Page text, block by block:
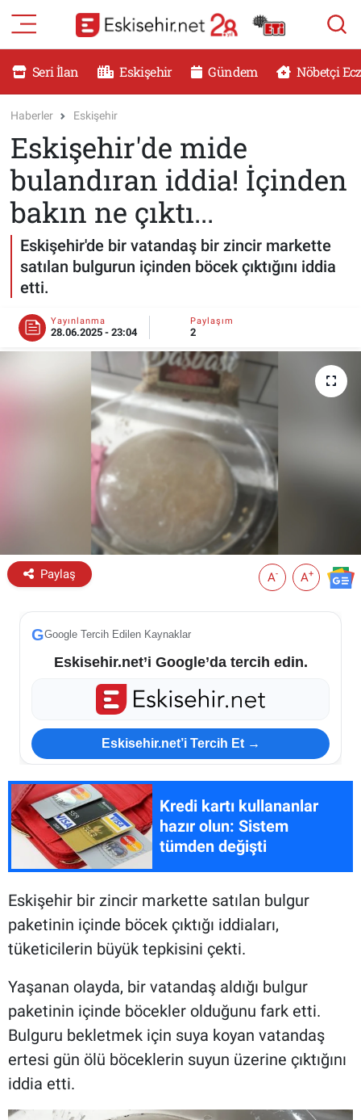
Seri İlan Eskişehir Gündem Nöbetçi
Haberler Eskişehir
Eskişehir'de mide
bulandıran iddia! İçinden
bakın ne çıktı...
Eskişehir'de bir vatandaş bir zincir markette
satılan bulgurun içinden böcek çıktığını iddia
etti.
Yayınlanma
28.06.2025 - 23:04
Paylaşım
2
Paylaş A- A+
GGoogle Tercih Edilen Kaynaklar
Eskisehir.net’i Google’da tercih edin.
Eskisehir.net’i Tercih Et →
Kredi kartı kullananlar
hazır olun: Sistem
tümden değişti
Eskişehir bir zincir markette satılan bulgur
paketinin içinde böcek çıktığı iddiaları,
tüketicilerin büyük tepkisini çekti.
Yaşanan olayda, bir vatandaş aldığı bulgur
paketinin içinde böcekler olduğunu fark etti.
Bulguru bekletmek için suya koyan vatandaş
ertesi gün ölü böceklerin suyun üzerine çıktığını
iddia etti.
RESMİ İLANLAR
DÜNYA
SAĞLIK
MAGAZİN
KADIN
YEMEK
ESKİŞEHİR NÖBETÇİ ECZANELER
Eskişehir Haber İçerikleri
Eskişehir Hava Durumu
Eskişehir Tramvay Saatleri
Eskişehir Otobüs Saatleri
Eskişehir Nöbetçi Eczaneler
Eskişehir Namaz Vakitleri
Eskişehir Trafik Yoğunluk Haritası
Süper Lig Puan Durumu ve Fikstür
Tüm Manşetler
Haber Arşivi